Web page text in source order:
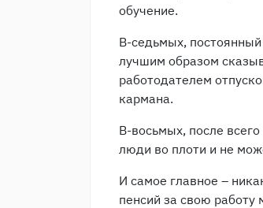
обучение.
В-седьмых, постоянный
лучшим образом
работодателем
кармана.
В-восьмых, после
люди во плоти и не
И самое главное –
пенсий за свою работу